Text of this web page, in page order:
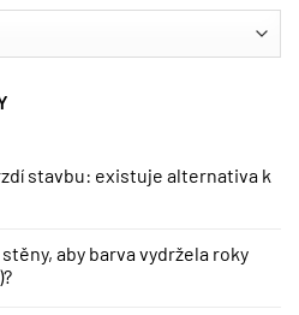
stavbu: existuje alternativa k
aby barva vydržela roky